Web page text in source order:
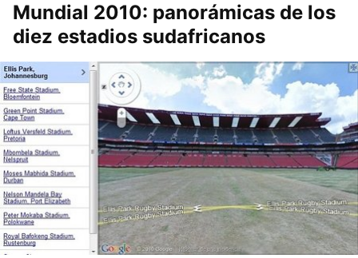
Mundial 2010: panorámicas de los
diez estadios sudafricanos